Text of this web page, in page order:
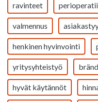
ravinteet
valmennus
henkinen hyvinvointi
yritysyhteistyö
hyvät käytännöt